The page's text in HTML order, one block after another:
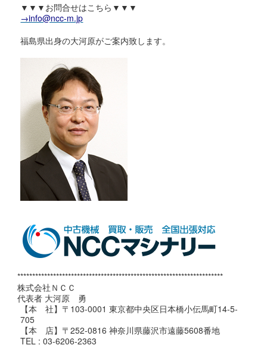
▼▼▼お問合せはこちら▼▼▼
→info@ncc-m.jp
福島県出身の大河原がご案内致します。
*********************************************************************
株式会社ＮＣＣ
代表者 大河原 勇
【本 社】〒103-0001 東京都中央区日本橋小伝馬町14-5-
705
【本 店】〒252-0816 神奈川県藤沢市遠藤5608番地
TEL : 03-6206-2363